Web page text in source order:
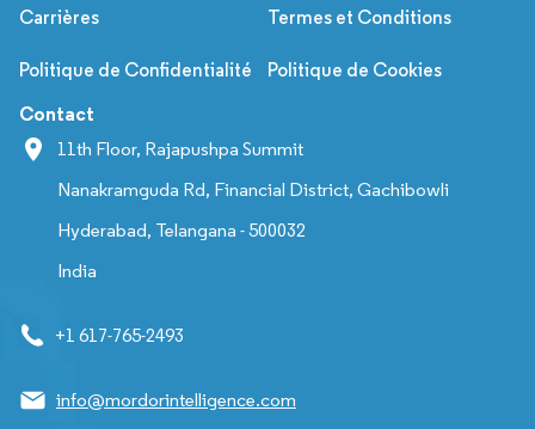
Carrières Termes et Conditions
Politique de Confidentialité Politique de Cookies
Contact
11th Floor, Rajapushpa Summit
Nanakramguda Rd, Financial District, Gachibowli
Hyderabad, Telangana - 500032
India
+1 617-765-2493
info@mordorintelligence.com